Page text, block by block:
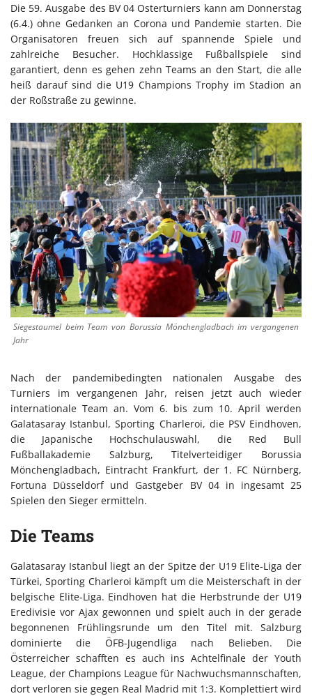
Die 59. Ausgabe des BV 04 Osterturniers kann am Donnerstag
(6.4.) ohne Gedanken an Corona und Pandemie starten. Die
Organisatoren freuen sich auf spannende Spiele und
zahlreiche Besucher. Hochklassige Fußballspiele sind
garantiert, denn es gehen zehn Teams an den Start, die alle
heiß darauf sind die U19 Champions Trophy im Stadion an
der Roßstraße zu gewinne.
Siegestaumel beim Team von Borussia Mönchengladbach im vergangenen
Jahr
Nach der pandemibedingten nationalen Ausgabe des
Turniers im vergangenen Jahr, reisen jetzt auch wieder
internationale Team an. Vom 6. bis zum 10. April werden
Galatasaray Istanbul, Sporting Charleroi, die PSV Eindhoven,
die Japanische Hochschulauswahl, die Red Bull
Fußballakademie Salzburg, Titelverteidiger Borussia
Mönchengladbach, Eintracht Frankfurt, der 1. FC Nürnberg,
Fortuna Düsseldorf und Gastgeber BV 04 in ingesamt 25
Spielen den Sieger ermitteln.
Die Teams
Galatasaray Istanbul liegt an der Spitze der U19 Elite-Liga der
Türkei, Sporting Charleroi kämpft um die Meisterschaft in der
belgische Elite-Liga. Eindhoven hat die Herbstrunde der U19
Eredivisie vor Ajax gewonnen und spielt auch in der gerade
begonnenen Frühlingsrunde um den Titel mit. Salzburg
dominierte die ÖFB-Jugendliga nach Belieben. Die
Österreicher schafften es auch ins Achtelfinale der Youth
League, der Champions League für Nachwuchsmannschaften,
dort verloren sie gegen Real Madrid mit 1:3. Komplettiert wird